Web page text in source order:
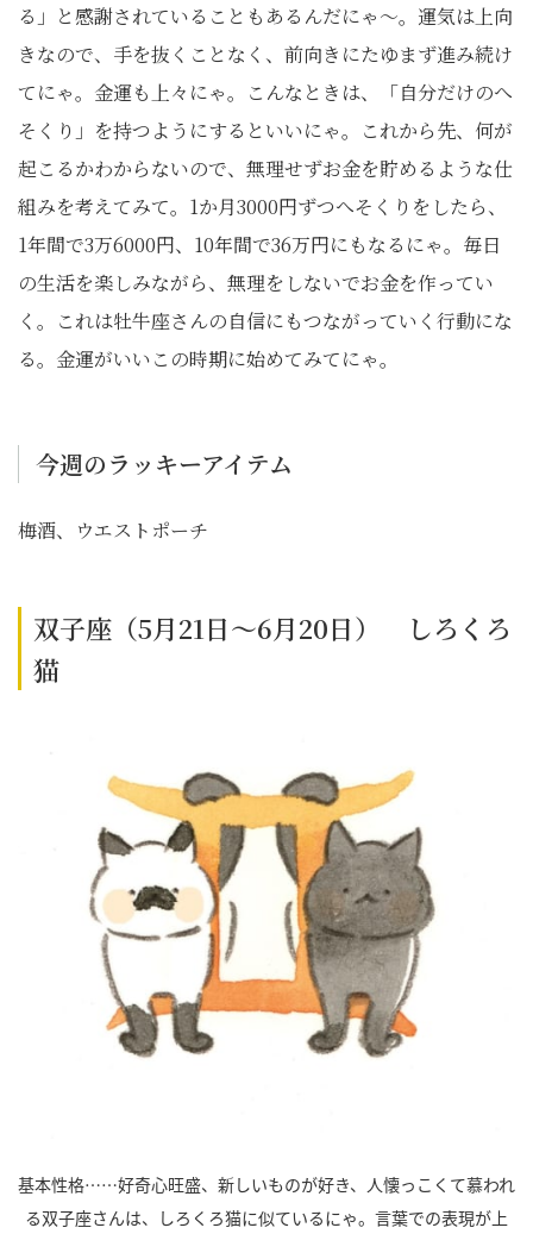
る」と感謝されていることもあるんだにゃ～。運気は上向
きなので、手を抜くことなく、前向きにたゆまず進み続け
てにゃ。金運も上々にゃ。こんなときは、「自分だけのへ
そくり」を持つようにするといいにゃ。これから先、何が
起こるかわからないので、無理せずお金を貯めるような仕
組みを考えてみて。1か月3000円ずつへそくりをしたら、
1年間で3万6000円、10年間で36万円にもなるにゃ。毎日
の生活を楽しみながら、無理をしないでお金を作ってい
く。これは牡牛座さんの自信にもつながっていく行動にな
る。金運がいいこの時期に始めてみてにゃ。
今週のラッキーアイテム
梅酒、ウエストポーチ
双子座（5月21日～6月20日） しろくろ
猫
基本性格……好奇心旺盛、新しいものが好き、人懐っこくて慕われ
る双子座さんは、しろくろ猫に似ているにゃ。言葉での表現が上